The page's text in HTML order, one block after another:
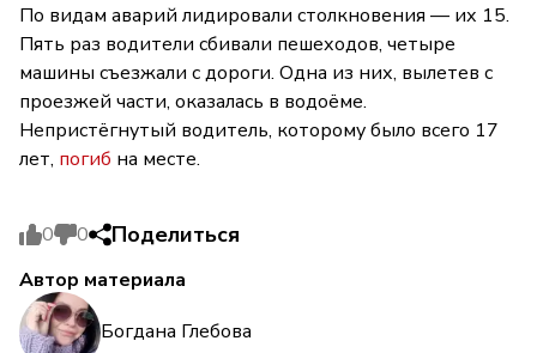
По видам аварий лидировали столкновения — их 15.
Пять раз водители сбивали пешеходов, четыре
машины съезжали с дороги. Одна из них, вылетев с
проезжей части, оказалась в водоёме.
Непристёгнутый водитель, которому было всего 17
лет, погиб на месте.
0 0 Поделиться
Автор материала
Богдана Глебова